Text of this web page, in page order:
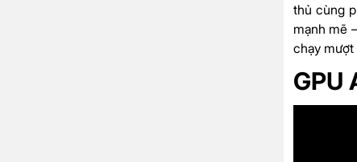
thủ cùng
mạnh mẽ
chạy mượt
GPU